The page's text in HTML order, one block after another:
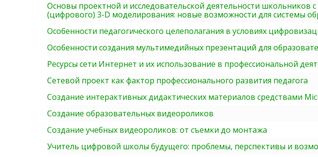
Основы проектной и исследовательской деятельности
(цифрового) 3-D моделирования: новые возможности для системы
Особенности педагогического целеполагания в условиях
Особенности создания мультимедийных презентаций для
Ресурсы сети Интернет и их использование в профессиональной
Сетевой проект как фактор профессионального развития педагога
Создание интерактивных дидактических материалов средствами
Создание образовательных видеороликов
Создание учебных видеороликов: от съемки до монтажа
Учитель цифровой школы будущего: проблемы, перспективы и